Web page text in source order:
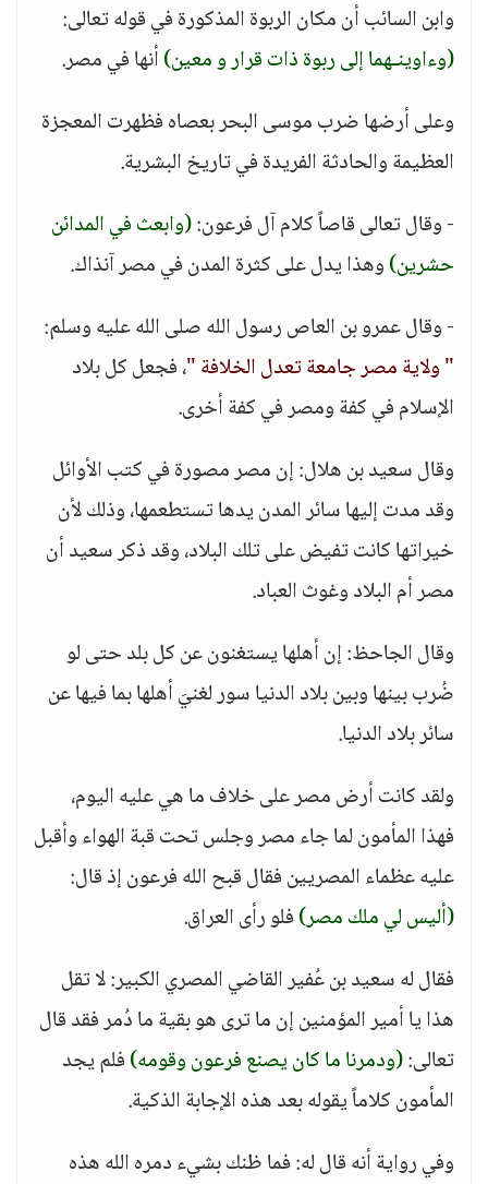
وابن السائب أن مكان الربوة المذكورة في قوله تعالى:
(وءاوينـهما إلى ربوة ذات قرار و معين)أنها في مصر.
وعلى أرضها ضرب موسى البحر بعصاه فظهرت المعجزة
العظيمة والحادثة الفريدة في تاريخ البشرية.
- وقال تعالى قاصاً كلام آل فرعون:(وابعث في المدائن
حشرين)وهذا يدل على كثرة المدن في مصر آنذاك.
- وقال عمرو بن العاص رسول الله صلى الله عليه وسلم:
" ولاية مصر جامعة تعدل الخلافة "، فجعل كل بلاد
الإسلام في كفة ومصر في كفة أخرى.
وقال سعيد بن هلال: إن مصر مصورة في كتب الأوائل
وقد مدت إليها سائر المدن يدها تستطعمها، وذلك لأن
خيراتها كانت تفيض على تلك البلاد، وقد ذكر سعيد أن
مصر أم البلاد وغوث العباد.
وقال الجاحظ: إن أهلها يستغنون عن كل بلد حتى لو
ضُرب بينها وبين بلاد الدنيا سور لغنيَ أهلها بما فيها عن
سائر بلاد الدنيا.
ولقد كانت أرض مصر على خلاف ما هي عليه اليوم،
فهذا المأمون لما جاء مصر وجلس تحت قبة الهواء وأقبل
عليه عظماء المصريين فقال قبح الله فرعون إذ قال:
(أليس لي ملك مصر)فلو رأى العراق.
فقال له سعيد بن عُفير القاضي المصري الكبير: لا تقل
هذا يا أمير المؤمنين إن ما ترى هو بقية ما دُمر فقد قال
تعالى:(ودمرنا ما كان يصنع فرعون وقومه)فلم يجد
المأمون كلاماً يقوله بعد هذه الإجابة الذكية.
وفي رواية أنه قال له: فما ظنك بشيء دمره الله هذه